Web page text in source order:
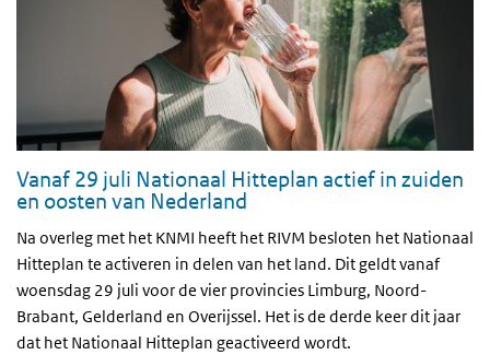
Vanaf 29 juli Nationaal Hitteplan actief in zuiden
en oosten van Nederland
Na overleg met het KNMI heeft het RIVM besloten het Nationaal
Hitteplan te activeren in delen van het land. Dit geldt vanaf
woensdag 29 juli voor de vier provincies Limburg, Noord-
Brabant, Gelderland en Overijssel. Het is de derde keer dit jaar
dat het Nationaal Hitteplan geactiveerd wordt.